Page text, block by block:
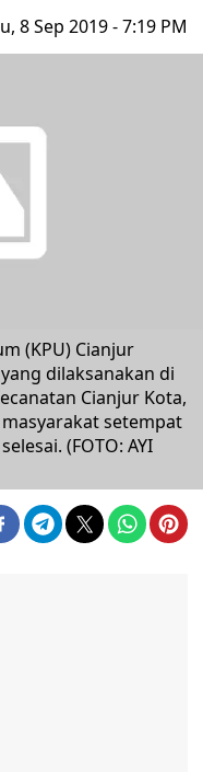
8 Sep 2019 - 7:19 PM
(KPU) Cianjur
dilaksanakan di
Cianjur Kota,
setempat
(FOTO: AYI